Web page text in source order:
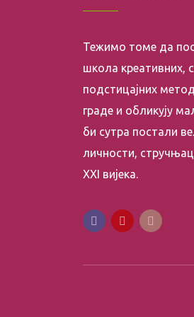
Тежимо томе да
школа креативних,
подстицајних
граде и обликују
би сутра постали
личности,
XXI вијека.